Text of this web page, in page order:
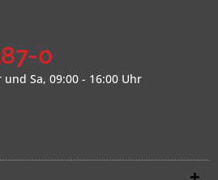
0
Sa, 09:00 - 16:00 Uhr